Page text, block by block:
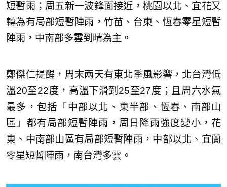
短暫雨；周五新一波鋒面接近，桃園以北、宜花又
轉為有局部短暫陣雨，竹苗、台東、恆春零星短暫
陣雨，中南部多雲到晴為主。
鄭傑仁提醒，周末兩天有東北季風影響，北台灣低
溫20至22度，高溫下滑到25至27度；且周六水氣
最多，包括「中部以北、東半部、恆春、南部山
區」都有局部短暫陣雨，周日降雨強度變小，花
東、中南部山區有局部短暫陣雨，中部以北、宜蘭
零星短暫陣雨，南台灣多雲。